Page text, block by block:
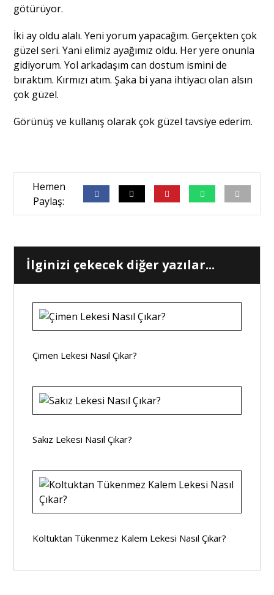
götürüyor.
İki ay oldu alalı. Yeni yorum yapacağım. Gerçekten çok
güzel seri. Yani elimiz ayağımız oldu. Her yere onunla
gidiyorum. Yol arkadaşım can dostum ismini de
bıraktım. Kırmızı atım. Şaka bi yana ihtiyacı olan alsın
çok güzel.
Görünüş ve kullanış olarak çok güzel tavsiye ederim.
İlginizi çekecek diğer yazılar...
Çimen Lekesi Nasıl Çıkar?
Sakız Lekesi Nasıl Çıkar?
Koltuktan Tükenmez Kalem Lekesi Nasıl Çıkar?